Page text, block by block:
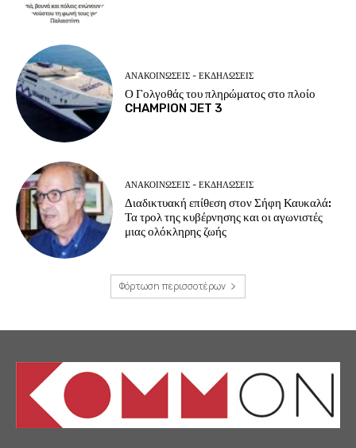
ΑΝΑΚΟΙΝΩΣΕΙΣ - ΕΚΔΗΛΩΣΕΙΣ
Ο Γολγοθάς του πληρώματος στο πλοίο
CHAMPION JET 3
ΑΝΑΚΟΙΝΩΣΕΙΣ - ΕΚΔΗΛΩΣΕΙΣ
Διαδικτυακή επίθεση στον Σήφη Καυκαλά:
Τα τρολ της κυβέρνησης και οι αγωνιστές
μιας ολόκληρης ζωής
Φόρτωση περισσοτέρων